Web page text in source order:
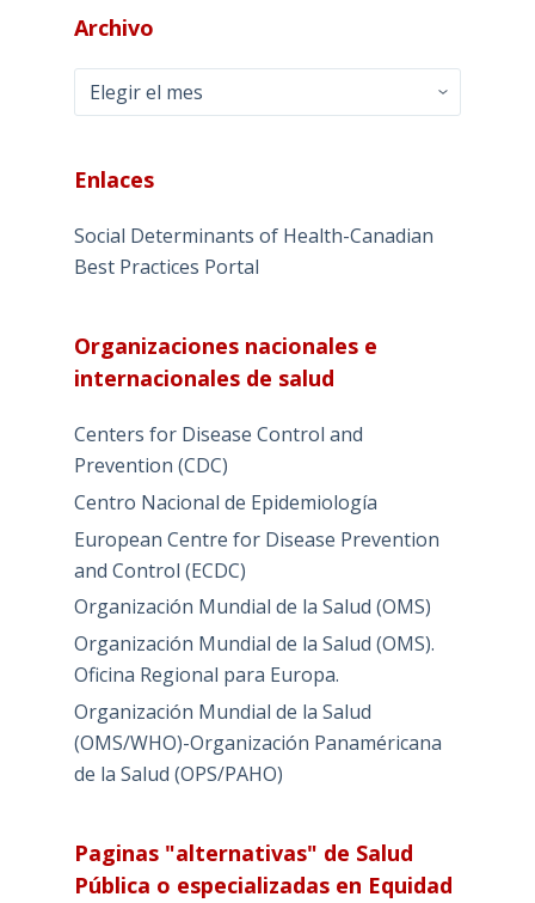
Archivo
Archivo
Enlaces
Social Determinants of Health-Canadian
Best Practices Portal
Organizaciones nacionales e
internacionales de salud
Centers for Disease Control and
Prevention (CDC)
Centro Nacional de Epidemiología
European Centre for Disease Prevention
and Control (ECDC)
Organización Mundial de la Salud (OMS)
Organización Mundial de la Salud (OMS).
Oficina Regional para Europa.
Organización Mundial de la Salud
(OMS/WHO)-Organización Panaméricana
de la Salud (OPS/PAHO)
Paginas "alternativas" de Salud
Pública o especializadas en Equidad